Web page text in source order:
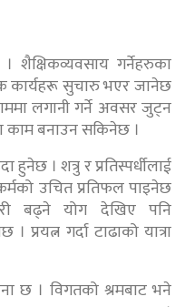
गर्नेहरुका
सुचारु भएर जानेछ
लगानी गर्ने अवसर जुट्न
काम बनाउन सकिनेछ ।
हुनेछ । शत्रु र प्रतिस्पर्धीलाई
उचित प्रतिफल पाइनेछ
बढ्ने योग देखिए पनि
प्रयत्न गर्दा टाढाको यात्रा
छ । विगतको श्रमबाट भने